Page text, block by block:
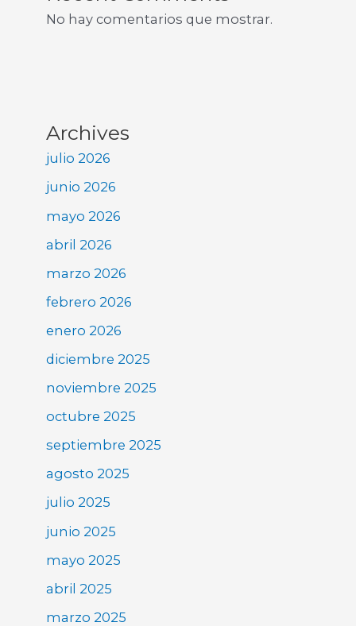
No hay comentarios que mostrar.
Archives
julio 2026
junio 2026
mayo 2026
abril 2026
marzo 2026
febrero 2026
enero 2026
diciembre 2025
noviembre 2025
octubre 2025
septiembre 2025
agosto 2025
julio 2025
junio 2025
mayo 2025
abril 2025
marzo 2025